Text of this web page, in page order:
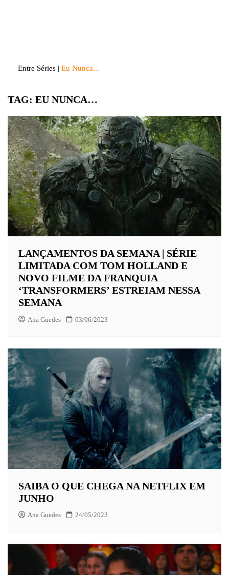
Entre Séries | Eu Nunca...
TAG: EU NUNCA…
LANÇAMENTOS DA SEMANA | SÉRIE
LIMITADA COM TOM HOLLAND E
NOVO FILME DA FRANQUIA
‘TRANSFORMERS’ ESTREIAM NESSA
SEMANA
Ana Guedes 03/06/2023
SAIBA O QUE CHEGA NA NETFLIX EM
JUNHO
Ana Guedes 24/05/2023